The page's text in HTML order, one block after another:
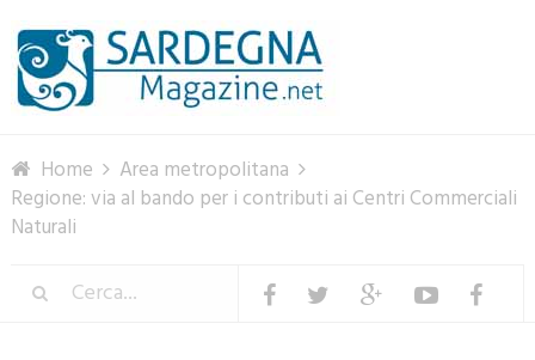
Home
Area metropolitana
Regione: via al bando per i contributi ai Centri Commerciali
Naturali